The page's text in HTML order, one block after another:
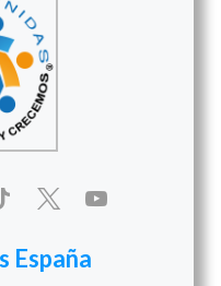
España